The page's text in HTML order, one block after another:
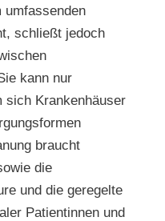
umfassenden
schließt jedoch
kann nur
sich Krankenhäuser
braucht
die
und die geregelte
Patientinnen und